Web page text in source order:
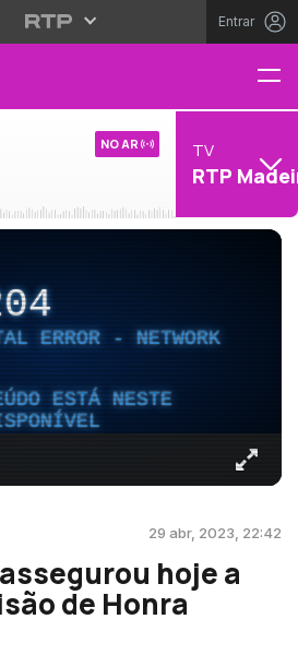
Entrar
NO AR TV
RTP
ERROR - NETWORK
ESTÁ NESTE
29 abr, 2023, 22:42
hoje a
de Honra